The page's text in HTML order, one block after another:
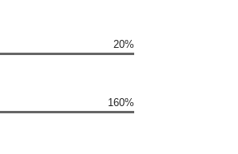
20%
160%